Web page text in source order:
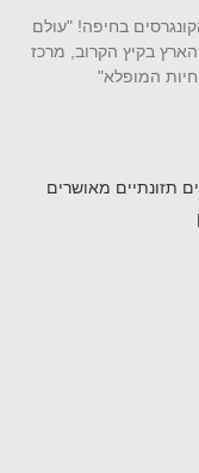
בחיפה! "עולם
בקיץ הקרוב, מרכז
המופלא"